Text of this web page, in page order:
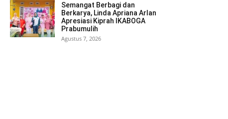
Semangat Berbagi dan
Berkarya, Linda Apriana Arlan
Apresiasi Kiprah IKABOGA
Prabumulih
Agustus 7, 2026